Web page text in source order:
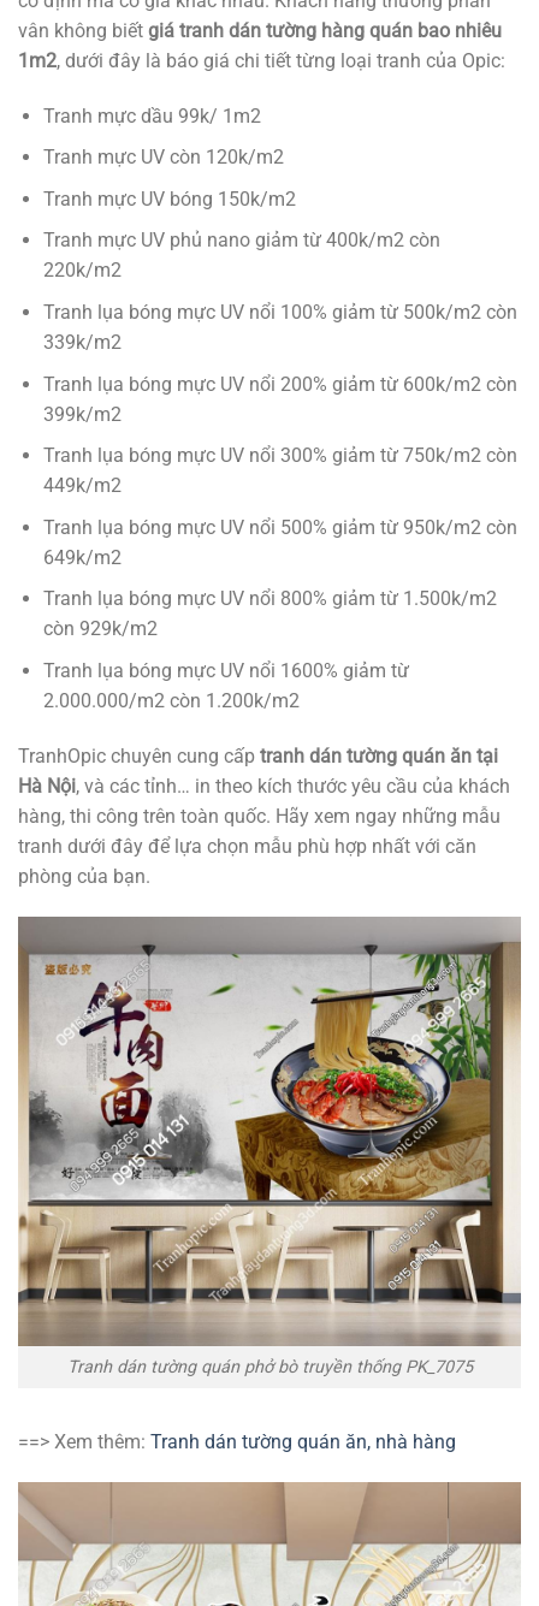
vân không biết giá tranh dán tường hàng quán bao nhiêu
1m2, dưới đây là báo giá chi tiết từng loại tranh của Opic:
Tranh mực dầu 99k/ 1m2
Tranh mực UV còn 120k/m2
Tranh mực UV bóng 150k/m2
Tranh mực UV phủ nano giảm từ 400k/m2 còn
220k/m2
Tranh lụa bóng mực UV nổi 100% giảm từ 500k/m2 còn
339k/m2
Tranh lụa bóng mực UV nổi 200% giảm từ 600k/m2 còn
399k/m2
Tranh lụa bóng mực UV nổi 300% giảm từ 750k/m2 còn
449k/m2
Tranh lụa bóng mực UV nổi 500% giảm từ 950k/m2 còn
649k/m2
Tranh lụa bóng mực UV nổi 800% giảm từ 1.500k/m2
còn 929k/m2
Tranh lụa bóng mực UV nổi 1600% giảm từ
2.000.000/m2 còn 1.200k/m2
TranhOpic chuyên cung cấp tranh dán tường quán ăn tại
Hà Nội, và các tỉnh… in theo kích thước yêu cầu của khách
hàng, thi công trên toàn quốc. Hãy xem ngay những mẫu
tranh dưới đây để lựa chọn mẫu phù hợp nhất với căn
phòng của bạn.
Tranh dán tường quán phở bò truyền thống PK_7075
==> Xem thêm: Tranh dán tường quán ăn, nhà hàng